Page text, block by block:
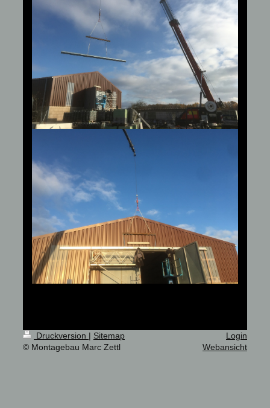
Druckversion | Sitemap
© Montagebau Marc Zettl
Login
Webansicht